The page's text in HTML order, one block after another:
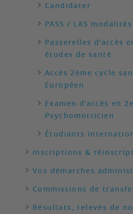
Candidater
PASS / LAS
Passerelles d'accès
études de santé
Accès 2ème cycle
Européen
Examen d'accès en
Psychomotricien
Étudiants
Inscriptions &
Vos démarches
Commissions de
Résultats, relevés de